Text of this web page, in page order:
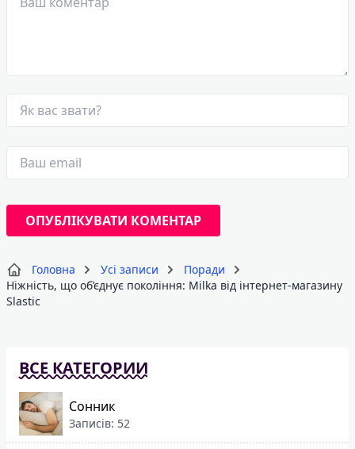
Головна Усі записи
Поради
Ніжність, що об’єднує покоління: Milka від інтернет-магазину
Slastic
ВСЕ КАТЕГОРИИ
Сонник
Записів: 52